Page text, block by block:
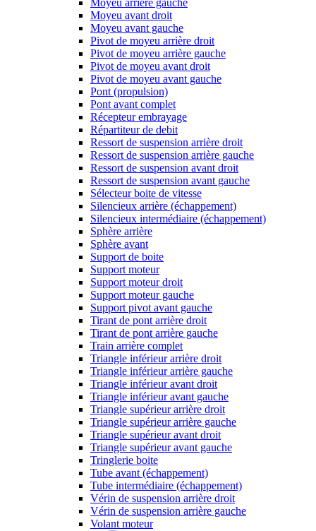
Moyeu arrière gauche
Moyeu avant droit
Moyeu avant gauche
Pivot de moyeu arrière droit
Pivot de moyeu arrière gauche
Pivot de moyeu avant droit
Pivot de moyeu avant gauche
Pont (propulsion)
Pont avant complet
Récepteur embrayage
Répartiteur de debit
Ressort de suspension arrière droit
Ressort de suspension arrière gauche
Ressort de suspension avant droit
Ressort de suspension avant gauche
Sélecteur boite de vitesse
Silencieux arrière (échappement)
Silencieux intermédiaire (échappement)
Sphère arrière
Sphère avant
Support de boite
Support moteur
Support moteur droit
Support moteur gauche
Support pivot avant gauche
Tirant de pont arrière droit
Tirant de pont arrière gauche
Train arrière complet
Triangle inférieur arrière droit
Triangle inférieur arrière gauche
Triangle inférieur avant droit
Triangle inférieur avant gauche
Triangle supérieur arrière droit
Triangle supérieur arrière gauche
Triangle supérieur avant droit
Triangle supérieur avant gauche
Tringlerie boite
Tube avant (échappement)
Tube intermédiaire (échappement)
Vérin de suspension arrière droit
Vérin de suspension arrière gauche
Volant moteur